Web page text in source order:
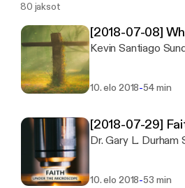
80 jaksot
[2018-07-08]
Kevin Santiago
10. elo 2018-54 min
[2018-07-29]
Dr. Gary L. Durham
10. elo 2018-53 min